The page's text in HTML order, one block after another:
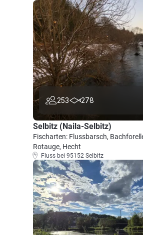
253 278
Selbitz (Naila-Selbitz)
Fischarten: Flussbarsch,
Rotauge, Hecht
Fluss bei 95152 Selbitz